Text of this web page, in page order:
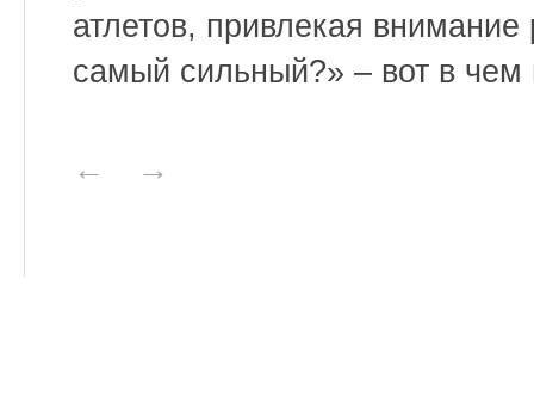
атлетов, привлекая внимание
самый сильный?» – вот в чем
← →